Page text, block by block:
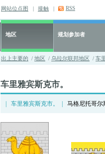
网站位点图 | 接触 | RSS
地区 规划参加者
出上主要的 / 地区 / 乌拉尔联邦地区 / 车
车里雅宾斯克市。
车里雅宾斯克市。 马格尼托哥尔